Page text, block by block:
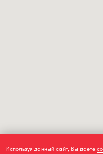
Используя данный сайт, Вы даете